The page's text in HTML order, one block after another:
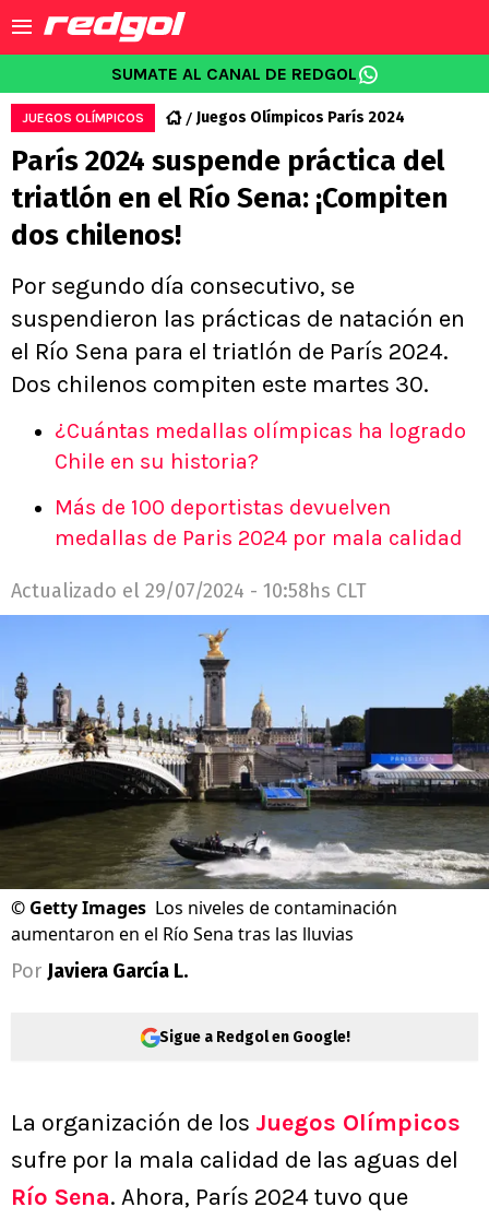
SUMATE AL CANAL DE REDGOL
JUEGOS OLÍMPICOS Juegos Olímpicos París 2024
París 2024 suspende práctica del
triatlón en el Río Sena: ¡Compiten
dos chilenos!
Por segundo día consecutivo, se
suspendieron las prácticas de natación en
el Río Sena para el triatlón de París 2024.
Dos chilenos compiten este martes 30.
¿Cuántas medallas olímpicas ha logrado
Chile en su historia?
Más de 100 deportistas devuelven
medallas de Paris 2024 por mala calidad
Actualizado el 29/07/2024 - 10:58hs CLT
© Getty Images Los niveles de contaminación
aumentaron en el Río Sena tras las lluvias
Por Javiera García L.
Sigue a Redgol en Google!
La organización de los Juegos Olímpicos
sufre por la mala calidad de las aguas del
Río Sena. Ahora, París 2024 tuvo que